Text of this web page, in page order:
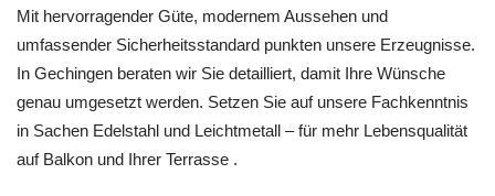
Mit hervorragender Güte, modernem Aussehen und
umfassender Sicherheitsstandard punkten unsere Erzeugnisse.
In Gechingen beraten wir Sie detailliert, damit Ihre Wünsche
genau umgesetzt werden. Setzen Sie auf unsere Fachkenntnis
in Sachen Edelstahl und Leichtmetall – für mehr Lebensqualität
auf Balkon und Ihrer Terrasse .